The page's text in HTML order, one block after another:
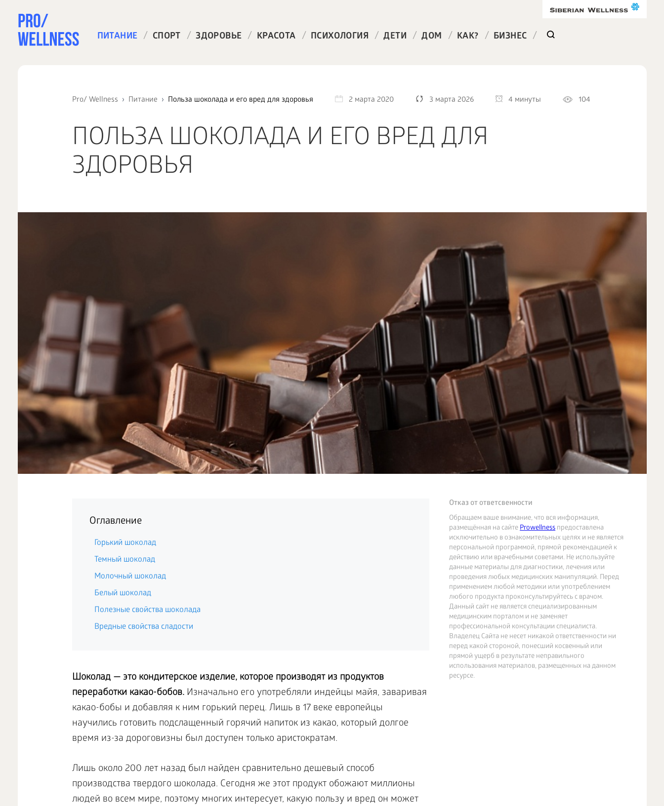
ПИТАНИЕ / СПОРТ / ЗДОРОВЬЕ / КРАСОТА / ПСИХОЛОГИЯ / ДЕТИ / ДОМ / КАК? / БИЗНЕС /
Pro/ Wellness Питание Польза шоколада и его вред для здоровья 2 марта 2020 3 марта 2026 4 минуты 104
ПОЛЬЗА ШОКОЛАДА И ЕГО ВРЕД ДЛЯ
ЗДОРОВЬЯ
Отказ от ответсвенности
Обращаем ваше внимание, что вся информация,
размещённая на сайтеProwellnessпредоставлена
исключительно в ознакомительных целях и не является
персональной программой, прямой рекомендацией к
действию или врачебными советами. Не используйте
данные материалы для диагностики, лечения или
проведения любых медицинских манипуляций. Перед
применением любой методики или употреблением
любого продукта проконсультируйтесь с врачом.
Данный сайт не является специализированным
медицинским порталом и не заменяет
профессиональной консультации специалиста.
Владелец Сайта не несет никакой ответственности ни
перед какой стороной, понесший косвенный или
прямой ущерб в результате неправильного
использования материалов, размещенных на данном
ресурсе.
Оглавление
Горький шоколад
Темный шоколад
Молочный шоколад
Белый шоколад
Полезные свойства шоколада
Вредные свойства сладости
Шоколад — это кондитерское изделие, которое производят из продуктов
переработки какао-бобов.Изначально его употребляли индейцы майя, заваривая
какао-бобы и добавляя к ним горький перец. Лишь в 17 веке европейцы
научились готовить подслащенный горячий напиток из какао, который долгое
время из-за дороговизны был доступен только аристократам.
Лишь около 200 лет назад был найден сравнительно дешевый способ
производства твердого шоколада. Сегодня же этот продукт обожают миллионы
людей во всем мире, поэтому многих интересует, какую пользу и вред он может